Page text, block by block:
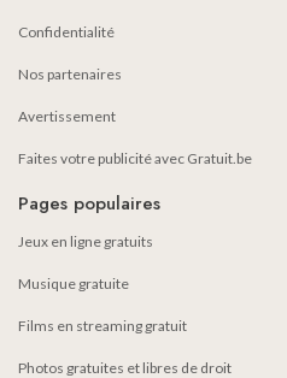
Confidentialité
Nos partenaires
Avertissement
Faites votre publicité avec Gratuit.be
Pages populaires
Jeux en ligne gratuits
Musique gratuite
Films en streaming gratuit
Photos gratuites et libres de droit